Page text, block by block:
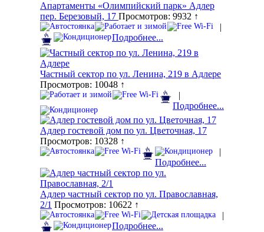
Апартаменты «Олимпийский парк» Адлер
пер. Березовый, 17 Просмотров: 9932 ↑
|
Подробнее...
Частный сектор по ул. Ленина, 219 в Адлере
Просмотров: 10048 ↑
|
Подробнее...
Адлер гостевой дом по ул. Цветочная, 17
Просмотров: 10328 ↑
|
Подробнее...
Адлер частный сектор по ул. Православная,
2/1 Просмотров: 10622 ↑
|
Подробнее...